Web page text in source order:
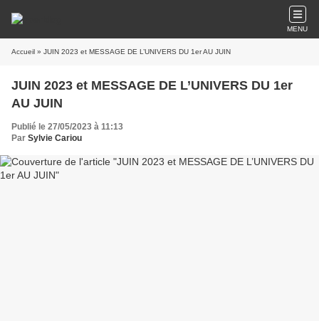
MENU
Accueil » JUIN 2023 et MESSAGE DE L’UNIVERS DU 1er AU JUIN
JUIN 2023 et MESSAGE DE L’UNIVERS DU 1er
AU JUIN
Publié le 27/05/2023 à 11:13
Par Sylvie Cariou